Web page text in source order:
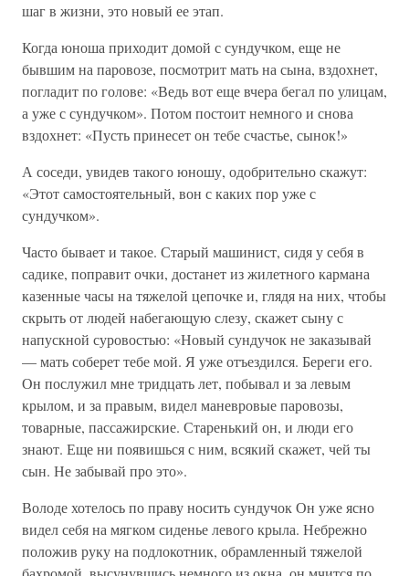
шаг в жизни, это новый ее этап.
Когда юноша приходит домой с сундучком, еще не
бывшим на паровозе, посмотрит мать на сына, вздохнет,
погладит по голове: «Ведь вот еще вчера бегал по улицам,
а уже с сундучком». Потом постоит немного и снова
вздохнет: «Пусть принесет он тебе счастье, сынок!»
А соседи, увидев такого юношу, одобрительно скажут:
«Этот самостоятельный, вон с каких пор уже с
сундучком».
Часто бывает и такое. Старый машинист, сидя у себя в
садике, поправит очки, достанет из жилетного кармана
казенные часы на тяжелой цепочке и, глядя на них, чтобы
скрыть от людей набегающую слезу, скажет сыну с
напускной суровостью: «Новый сундучок не заказывай
— мать соберет тебе мой. Я уже отъездился. Береги его.
Он послужил мне тридцать лет, побывал и за левым
крылом, и за правым, видел маневровые паровозы,
товарные, пассажирские. Старенький он, и люди его
знают. Еще ни появишься с ним, всякий скажет, чей ты
сын. Не забывай про это».
Володе хотелось по праву носить сундучок Он уже ясно
видел себя на мягком сиденье левого крыла. Небрежно
положив руку на подлокотник, обрамленный тяжелой